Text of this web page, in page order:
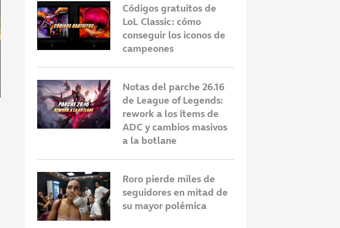
Toda la información del nuevo
Set 18 de TFT: clases, orígenes,
campeones y mecánicas
Mortdog anuncia que deja Riot
Games y Teamfight Tactics tras
casi 10 años en la empresa
Códigos gratuitos de
LoL Classic: cómo
conseguir los iconos de
campeones
Notas del parche 26.16
de League of Legends:
rework a los ítems de
ADC y cambios masivos
a la botlane
Roro pierde miles de
seguidores en mitad de
su mayor polémica